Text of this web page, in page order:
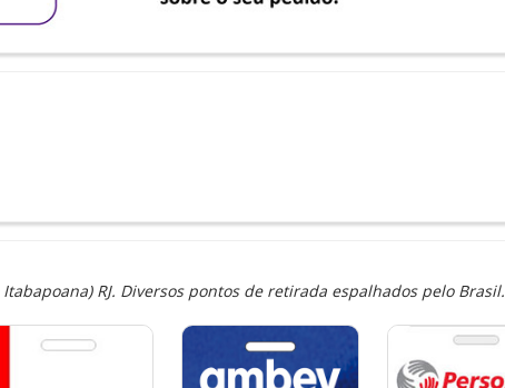
RJ. Diversos pontos de retirada espalhados pelo Brasil.